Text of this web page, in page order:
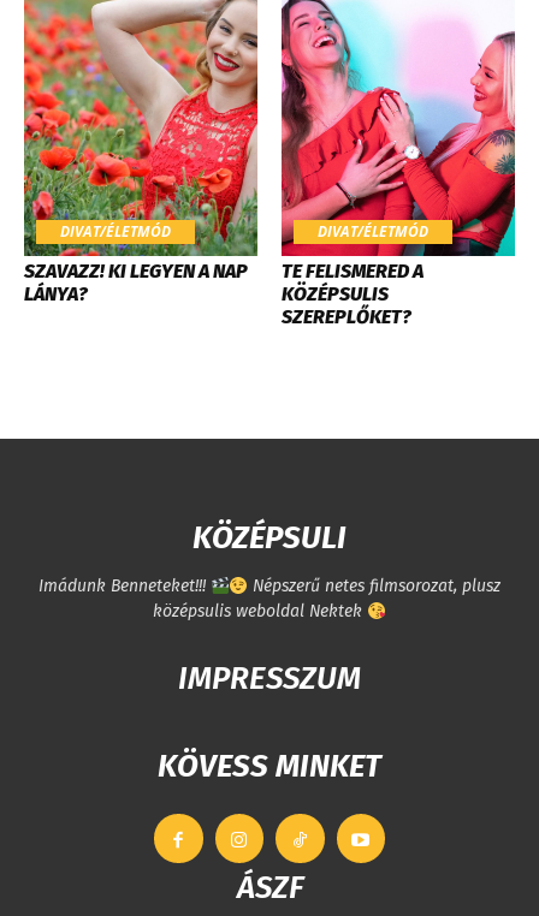
DIVAT/ÉLETMÓD
SZAVAZZ! KI LEGYEN A NAP
LÁNYA?
DIVAT/ÉLETMÓD
TE FELISMERED A
KÖZÉPSULIS
SZEREPLŐKET?
KÖZÉPSULI
Imádunk Benneteket!!!
Népszerű netes filmsorozat, plusz
középsulis weboldal Nektek
IMPRESSZUM
KÖVESS MINKET
ÁSZF